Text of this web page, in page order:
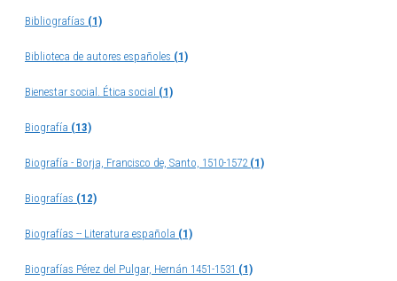
Bibliografías (1)
Biblioteca de autores españoles (1)
Bienestar social. Ética social (1)
Biografía (13)
Biografía - Borja, Francisco de, Santo, 1510-1572 (1)
Biografías (12)
Biografías -- Literatura española (1)
Biografías Pérez del Pulgar, Hernán 1451-1531 (1)